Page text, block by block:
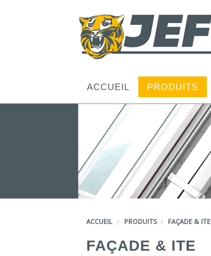
ACCUEIL PRODUITS
ACCUEIL PRODUITS FAÇADE & ITE
FAÇADE & ITE